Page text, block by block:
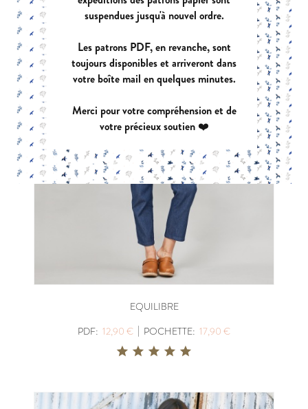
EQUILIBRE
PDF: 12,90 € | POCHETTE: 17,90 €
suspendues jusqu'à nouvel ordre.
Les patrons PDF, en revanche, sont
toujours disponibles et arriveront dans
votre boîte mail en quelques minutes.
Merci pour votre compréhension et de
votre précieux soutien ❤️